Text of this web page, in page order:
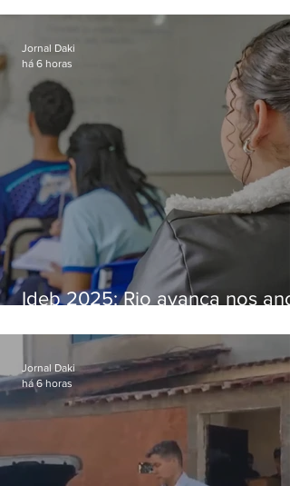
Bangu
Ideb 2025: Rio avança nos
nacional
Jornal Daki
há 6 horas
Jornal Daki
há 6 horas